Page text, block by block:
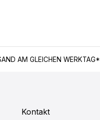
AM GLEICHEN WERKTAG*
Kontakt